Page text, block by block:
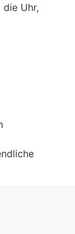
die Uhr,